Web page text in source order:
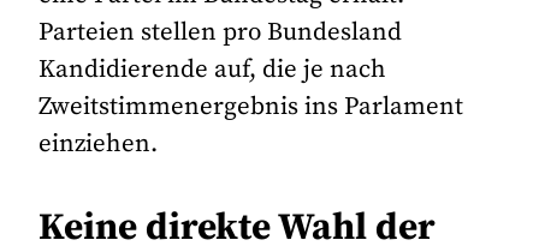
Parteien stellen pro Bundesland
Kandidierende auf, die je nach
Zweitstimmenergebnis ins Parlament
einziehen.
Keine direkte Wahl der